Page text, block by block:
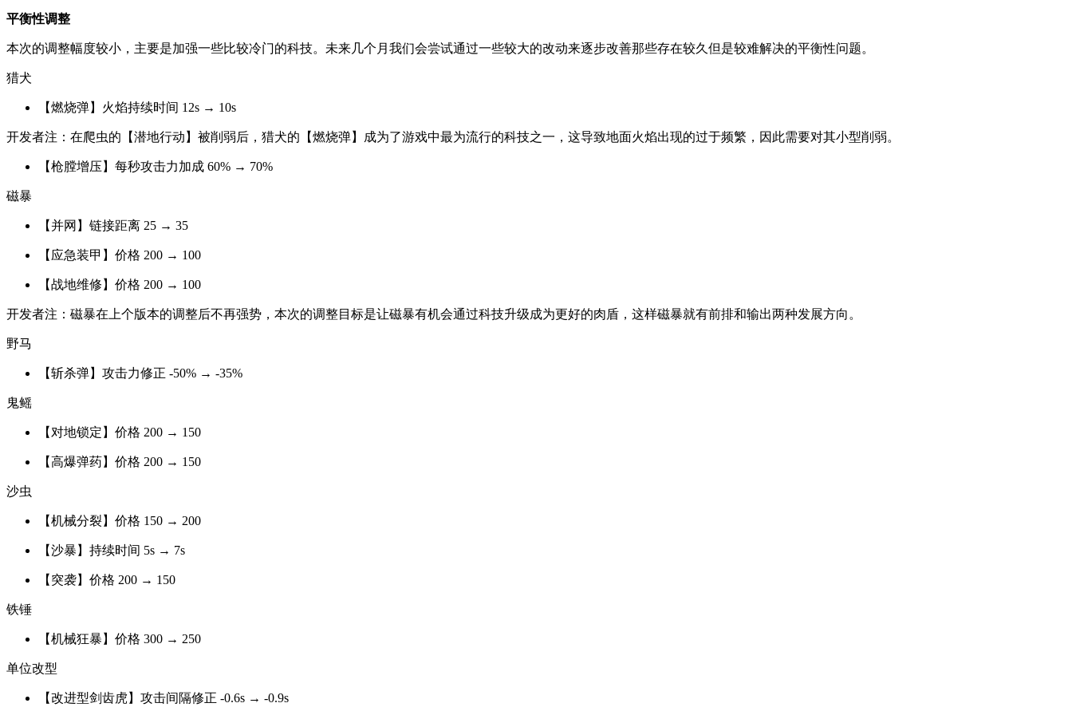
平衡性调整
本次的调整幅度较小，主要是加强一些比较冷门的科技。未来几个月我们会尝试通过一些较大的改动来逐步改善那些存在较久但是较难解决的平衡性问题。
猎犬
【燃烧弹】火焰持续时间 12s → 10s
开发者注：在爬虫的【潜地行动】被削弱后，猎犬的【燃烧弹】成为了游戏中最为流行的科技之一，这导致地面火焰出现的过于频繁，因此需要对其小型削弱。
【枪膛增压】每秒攻击力加成 60% → 70%
磁暴
【并网】链接距离 25 → 35
【应急装甲】价格 200 → 100
【战地维修】价格 200 → 100
开发者注：磁暴在上个版本的调整后不再强势，本次的调整目标是让磁暴有机会通过科技升级成为更好的肉盾，这样磁暴就有前排和输出两种发展方向。
野马
【斩杀弹】攻击力修正 -50% → -35%
鬼鳐
【对地锁定】价格 200 → 150
【高爆弹药】价格 200 → 150
沙虫
【机械分裂】价格 150 → 200
【沙暴】持续时间 5s → 7s
【突袭】价格 200 → 150
铁锤
【机械狂暴】价格 300 → 250
单位改型
【改进型剑齿虎】攻击间隔修正 -0.6s → -0.9s